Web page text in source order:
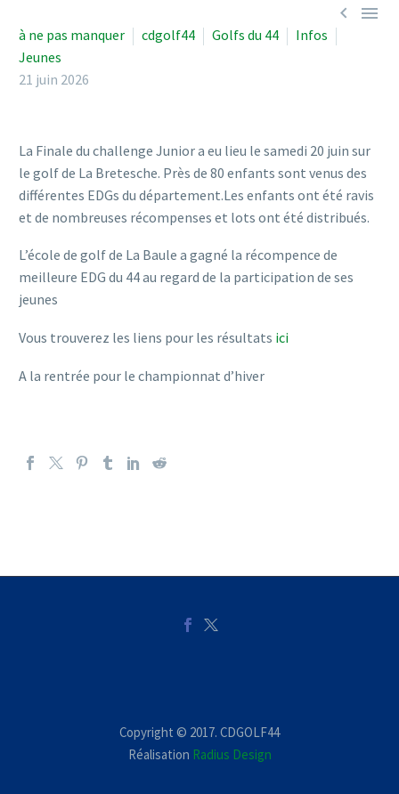
 
à ne pas manquer cdgolf44 Golfs du 44
Infos
Jeunes
21 juin 2026
La Finale du challenge Junior a eu lieu le samedi 20 juin sur
le golf de La Bretesche. Près de 80 enfants sont venus des
différentes EDGs du département.Les enfants ont été ravis
et de nombreuses récompenses et lots ont été distribués.
L’école de golf de La Baule a gagné la récompence de
meilleure EDG du 44 au regard de la participation de ses
jeunes
Vous trouverez les liens pour les résultats ici
A la rentrée pour le championnat d’hiver
Copyright © 2017. CDGOLF44
Réalisation Radius Design